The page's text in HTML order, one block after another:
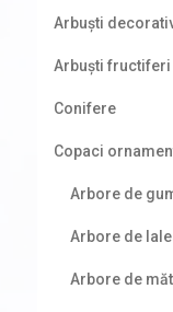
Arbuști
Arbuști fructiferi
Conifere
Copaci
Arbore de
Arbore de
Arbore de